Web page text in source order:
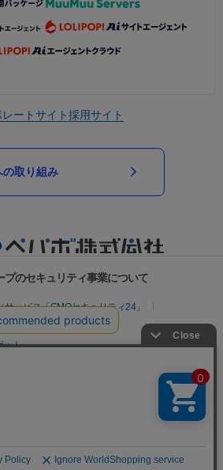
ートサイト採用サイト
の取り組み
のセキュリティ事業について
ービス「GMOセキュリティ24」
イトリスク診断
ット
）